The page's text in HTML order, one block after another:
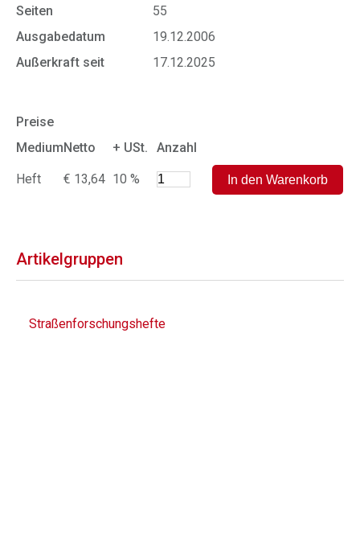
Seiten
55
Ausgabedatum
19.12.2006
Außerkraft seit
17.12.2025
Preise
MediumNetto + USt. Anzahl
Heft € 13,64 10 %
Artikelgruppen
Straßenforschungshefte